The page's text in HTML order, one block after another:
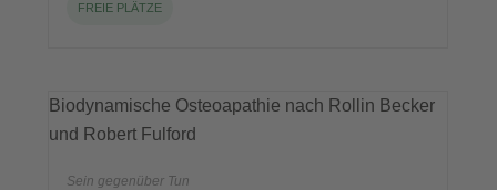
FREIE PLÄTZE
Biodynamische Osteoapathie nach Rollin Becker
und Robert Fulford
Sein gegenüber Tun